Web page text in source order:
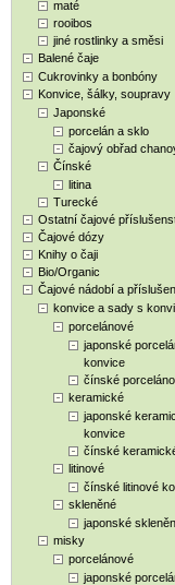
maté
rooibos
jiné rostlinky a směsi
Balené čaje
Cukrovinky a bonbóny
Konvice, šálky, soupravy
Japonské
porcelán a sklo
čajový obřad
Čínské
litina
Turecké
Ostatní čajové
Čajové dózy
Knihy o čaji
Bio/Organic
Čajové nádobí a
konvice a sady s
porcelánové
japonské
konvice
čínské
keramické
japonské
konvice
čínské
litinové
čínské litinové
skleněné
japonské
misky
porcelánové
japonské